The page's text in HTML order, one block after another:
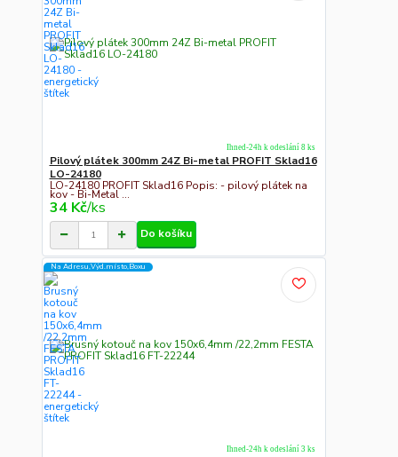
Pilový plátek 300mm 24Z Bi-metal PROFIT Sklad16
LO-24180
LO-24180 PROFIT Sklad16 Popis: - pilový plátek na
kov - Bi-Metal ...
34 Kč/ks
Ihned-24h k odeslání 8 ks
Do košíku
Na Adresu,Výd.místo,Boxu
Ihned-24h k odeslání 3 ks